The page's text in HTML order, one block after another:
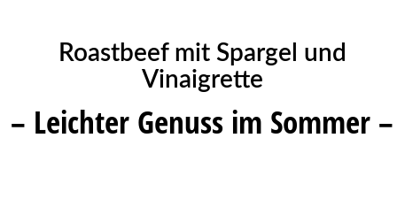
Roastbeef mit Spargel und
Vinaigrette
– Leichter Genuss im Sommer –